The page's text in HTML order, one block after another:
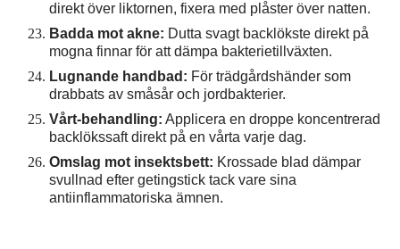
direkt över liktornen, fixera med plåster över natten.
Badda mot akne: Dutta svagt backlökste direkt på
mogna finnar för att dämpa bakterietillväxten.
Lugnande handbad: För trädgårdshänder som
drabbats av småsår och jordbakterier.
Vårt-behandling: Applicera en droppe koncentrerad
backlökssaft direkt på en vårta varje dag.
Omslag mot insektsbett: Krossade blad dämpar
svullnad efter getingstick tack vare sina
antiinflammatoriska ämnen.